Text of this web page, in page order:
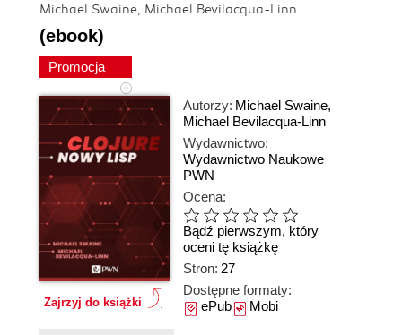
Michael Swaine, Michael Bevilacqua-Linn
(ebook)
Promocja
Zajrzyj do książki
Autorzy: Michael Swaine,
Michael Bevilacqua-Linn
Wydawnictwo:
Wydawnictwo Naukowe
PWN
Ocena:
Bądź pierwszym, który
oceni tę książkę
Stron: 27
Dostępne formaty:
ePubMobi